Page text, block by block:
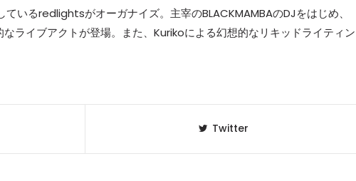
いるredlightsがオーガナイズ。主宰のBLACKMAMBAのDJをはじめ、
ライブアクトが登場。また、Kurikoによる幻想的なリキッドライティ
Twitter